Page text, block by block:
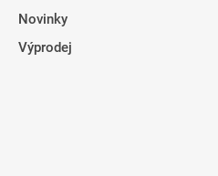
Novinky
Výprodej